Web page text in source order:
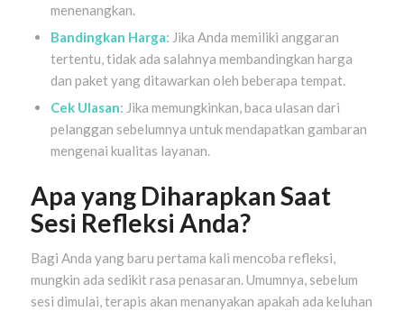
menenangkan.
Bandingkan Harga: Jika Anda memiliki anggaran
tertentu, tidak ada salahnya membandingkan harga
dan paket yang ditawarkan oleh beberapa tempat.
Cek Ulasan: Jika memungkinkan, baca ulasan dari
pelanggan sebelumnya untuk mendapatkan gambaran
mengenai kualitas layanan.
Apa yang Diharapkan Saat
Sesi Refleksi Anda?
Bagi Anda yang baru pertama kali mencoba refleksi,
mungkin ada sedikit rasa penasaran. Umumnya, sebelum
sesi dimulai, terapis akan menanyakan apakah ada keluhan